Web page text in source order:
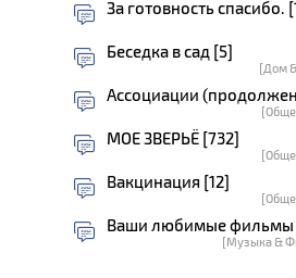
За готовность спасибо.
Беседка в сад [5]
[Дом
Ассоциации
МОЕ ЗВЕРЬЁ [732]
Вакцинация [12]
Ваши любимые фильмы
[Музыка &